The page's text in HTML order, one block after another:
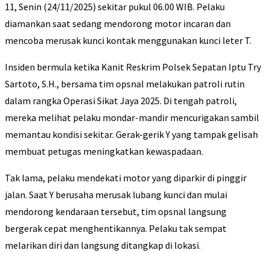
11, Senin (24/11/2025) sekitar pukul 06.00 WIB. Pelaku
diamankan saat sedang mendorong motor incaran dan
mencoba merusak kunci kontak menggunakan kunci leter T.
Insiden bermula ketika Kanit Reskrim Polsek Sepatan Iptu Try
Sartoto, S.H., bersama tim opsnal melakukan patroli rutin
dalam rangka Operasi Sikat Jaya 2025. Di tengah patroli,
mereka melihat pelaku mondar-mandir mencurigakan sambil
memantau kondisi sekitar. Gerak-gerik Y yang tampak gelisah
membuat petugas meningkatkan kewaspadaan.
Tak lama, pelaku mendekati motor yang diparkir di pinggir
jalan. Saat Y berusaha merusak lubang kunci dan mulai
mendorong kendaraan tersebut, tim opsnal langsung
bergerak cepat menghentikannya. Pelaku tak sempat
melarikan diri dan langsung ditangkap di lokasi.